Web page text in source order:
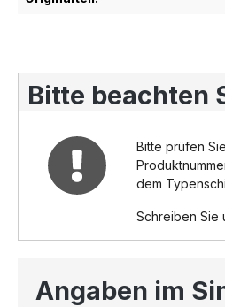
Bitte beachten
Bitte prüfen Sie
dem
Schreiben Sie
Angaben im